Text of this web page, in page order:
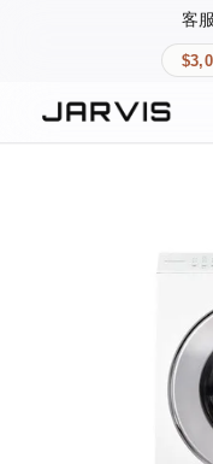
客
快速連結
精品家電
登入後可查看訂單、會